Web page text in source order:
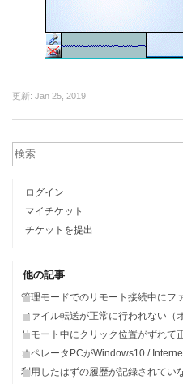
更新: Jan 25, 2019
ログイン
マイチケット
チケットを提出
他の記事
管理モードでのリモート接続中にフ
ファイル転送が正常に行われない（
リモート中にクリック位置がずれて正常
オペレータPCがWindows10 / InternetExplorerでログ
利用したはずの履歴が記録されてい